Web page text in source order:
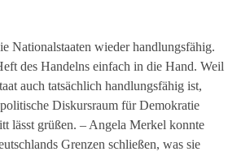
Nationalstaaten wieder handlungsfähig.
des Handelns einfach in die Hand. Weil
auch tatsächlich handlungsfähig ist,
Diskursraum für Demokratie
lässt grüßen. – Angela Merkel konnte
Grenzen schließen, was sie